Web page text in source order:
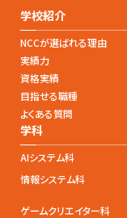
学校紹介
NCCが選ばれる理由
実績力
資格実績
目指せる職種
よくある質問
学科
AIシステム科
情報システム科
ゲームクリエイター科